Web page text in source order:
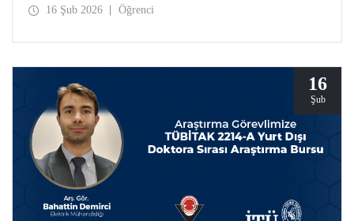
Üniversitesi ev sahipliğinde, Süleyman Demirel Kültür
16 Şub 2026 Öğrenci
16
Şub